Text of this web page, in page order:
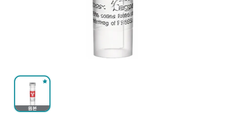
원본